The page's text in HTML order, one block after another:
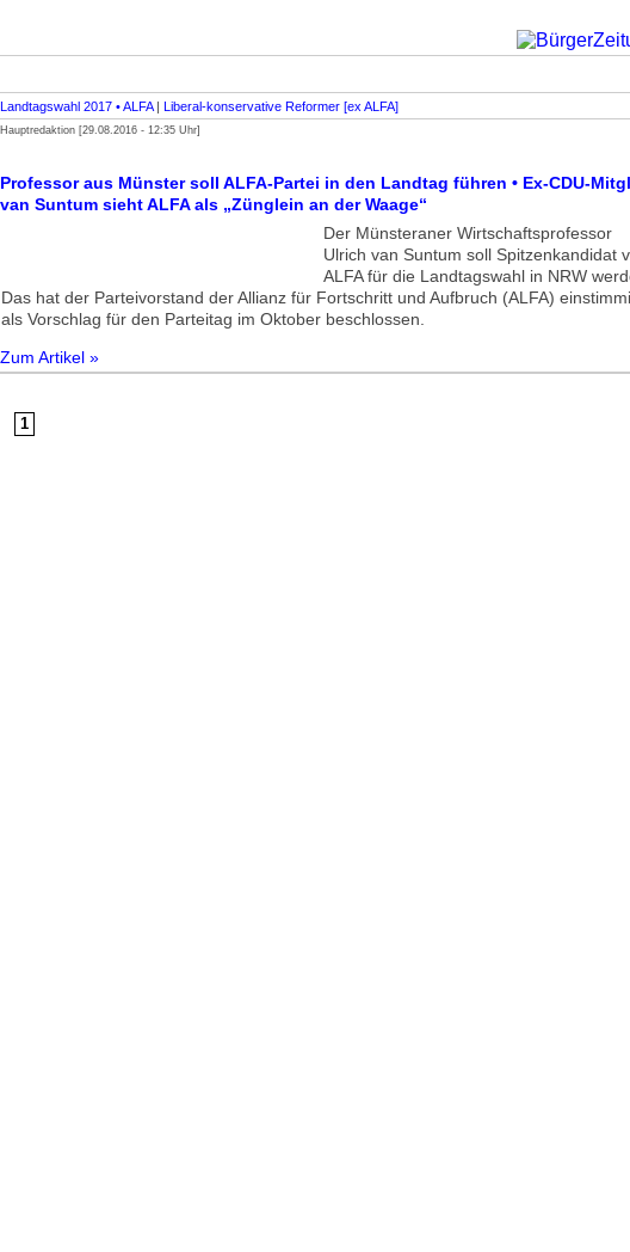
Landtagswahl 2017 • ALFA| Liberal-konservative Reformer [ex ALFA]
Hauptredaktion [29.08.2016 - 12:35 Uhr]
Professor aus Münster soll ALFA-Partei in den Landtag führen • Ex-CDU-
van Suntum sieht ALFA als „Zünglein an der Waage“
Der Münsteraner Wirtschaftsprofessor
Ulrich van Suntum soll Spitzenkandidat
ALFA für die Landtagswahl in NRW
Das hat der Parteivorstand der Allianz für Fortschritt und Aufbruch (ALFA)
als Vorschlag für den Parteitag im Oktober beschlossen.
Zum Artikel »
1